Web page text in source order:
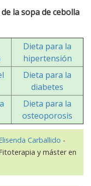
la sopa de cebolla
Dieta para la
hipertensión
Dieta para la
diabetes
Dieta para la
osteoporosis
Carballido -
y máster en